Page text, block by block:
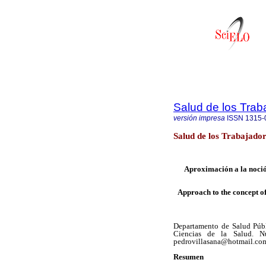
Salud de los
versión impresa ISSN
Salud de los
Aproximación a la
Approach to the concept
Departamento de Salud
Ciencias de la Salud.
Resumen